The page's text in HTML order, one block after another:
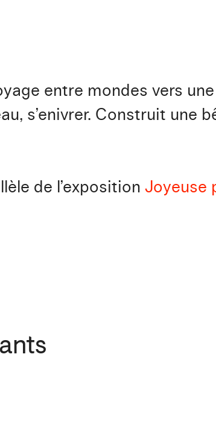
entre mondes vers
s’enivrer. Construit une
de l’exposition Joyeuse